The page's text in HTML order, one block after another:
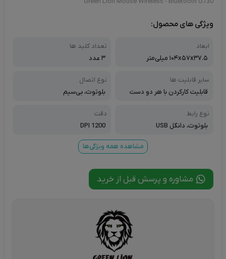
ویژگی های محصول:
ابعاد
۱۰۴x۵۷x۳۷.۵ میلی‌متر
تعداد کلید ها
۳ عدد
سایر قابلیت ها
قابلیت کارکردن با هر دو دست
نوع اتصال
بلوتوث، بی‌سیم
نوع رابط
بلوتوث، دانگل USB
دقت
1200 DPI
مشاهده همه ویژگی‌ها
مشاوره و پرسش قبل از خرید